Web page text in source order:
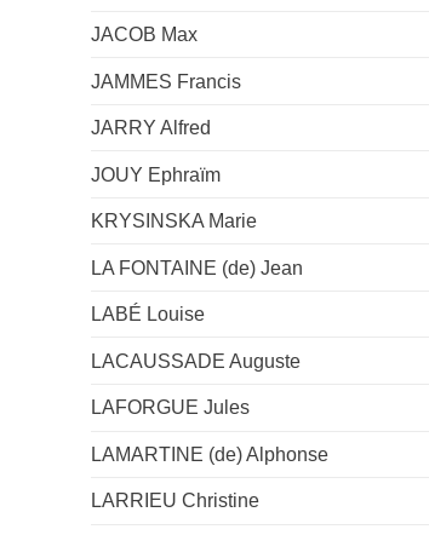
JACOB Max
JAMMES Francis
JARRY Alfred
JOUY Ephraïm
KRYSINSKA Marie
LA FONTAINE (de) Jean
LABÉ Louise
LACAUSSADE Auguste
LAFORGUE Jules
LAMARTINE (de) Alphonse
LARRIEU Christine